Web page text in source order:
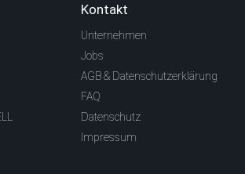
Kontakt
Unternehmen
Jobs
AGB & Datenschutzerklärung
FAQ
Datenschutz
Impressum